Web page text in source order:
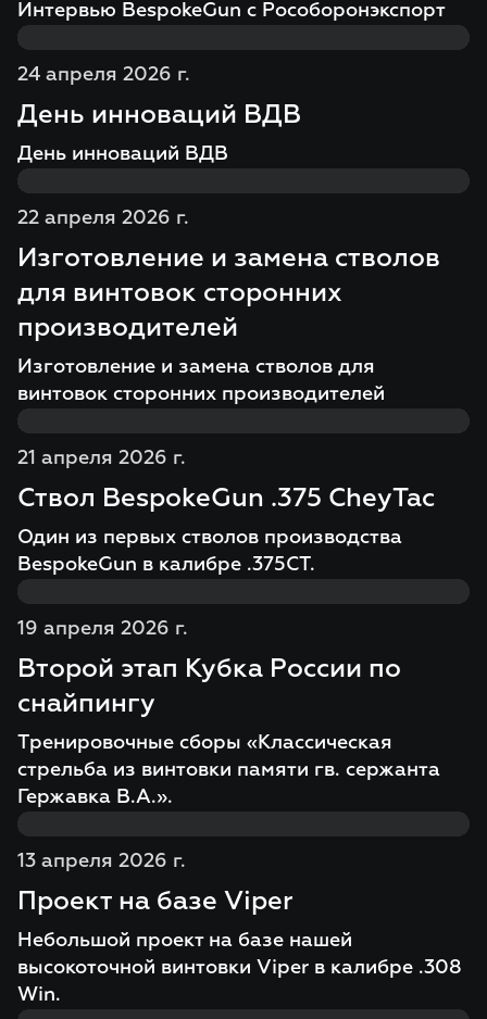
Интервью BespokeGun с Рособоронэкспорт
24 апреля 2026 г.
День инноваций ВДВ
День инноваций ВДВ
22 апреля 2026 г.
Изготовление и замена стволов
для винтовок сторонних
производителей
Изготовление и замена стволов для
винтовок сторонних производителей
21 апреля 2026 г.
Ствол BespokeGun .375 CheyTac
Один из первых стволов производства
BespokeGun в калибре .375СT.
19 апреля 2026 г.
Второй этап Кубка России по
снайпингу
Тренировочные сборы «Классическая
стрельба из винтовки памяти гв. сержанта
Гержавка В.А.».
13 апреля 2026 г.
Проект на базе Viper
Небольшой проект на базе нашей
высокоточной винтовки Viper в калибре .308
Win.